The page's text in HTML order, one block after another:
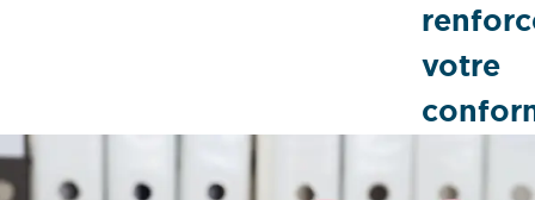
votre